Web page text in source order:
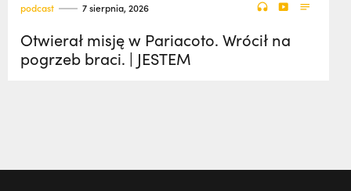
podcast 7 sierpnia, 2026
Otwierał misję w Pariacoto. Wrócił na
pogrzeb braci. | JESTEM